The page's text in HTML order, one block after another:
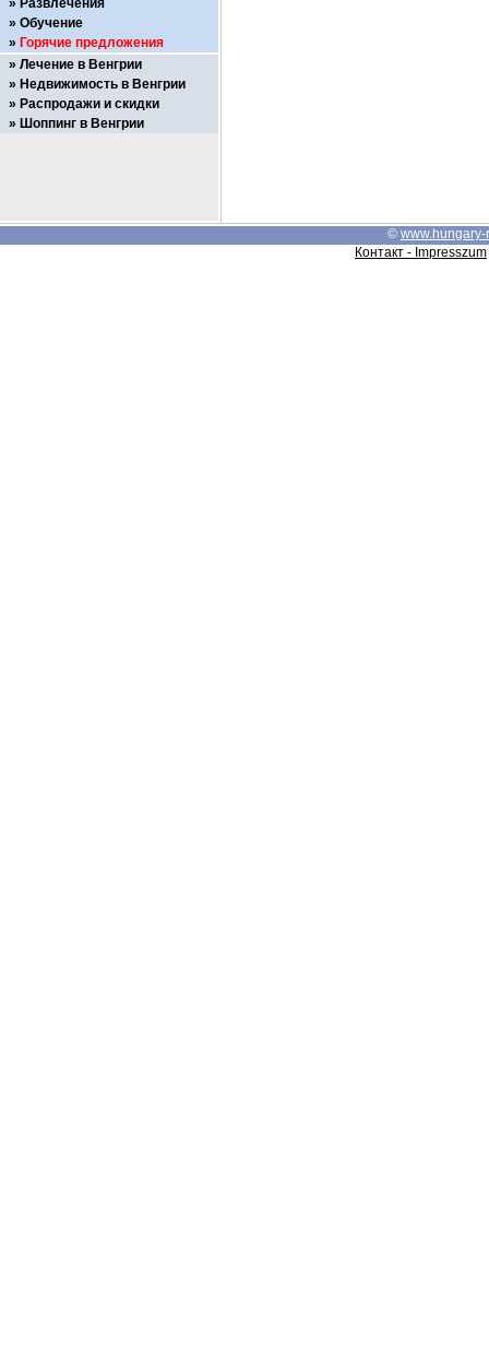
Развлечения
Обучение
Горячие предложения
Лечение в Венгрии
Недвижимость в Венгрии
Распродажи и скидки
Шоппинг в Венгрии
© www.hungary-
Контакт - Impresszum